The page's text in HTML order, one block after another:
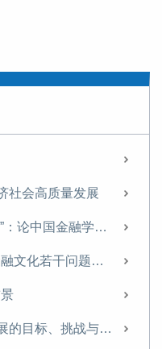
社会高质量发展
董昀：“西学东渐”与“东学西渐”：论中国金融学自主知识体系的文化根基
董昀：对积极培育中国特色金融文化若干问题的思考
“十五五”时期中国科技金融发展的目标、挑战与实践路径